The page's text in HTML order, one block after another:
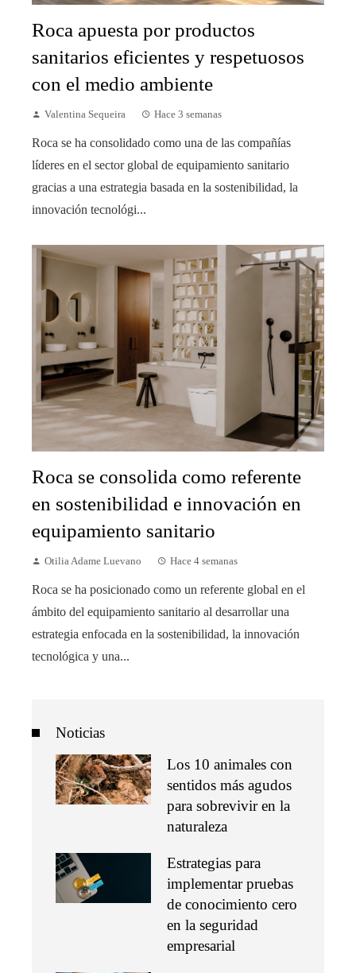
Roca apuesta por productos
sanitarios eficientes y respetuosos
con el medio ambiente
Valentina Sequeira Hace 3 semanas
Roca se ha consolidado como una de las compañías
líderes en el sector global de equipamiento sanitario
gracias a una estrategia basada en la sostenibilidad, la
innovación tecnológi...
Roca se consolida como referente
en sostenibilidad e innovación en
equipamiento sanitario
Otilia Adame Luevano Hace 4 semanas
Roca se ha posicionado como un referente global en el
ámbito del equipamiento sanitario al desarrollar una
estrategia enfocada en la sostenibilidad, la innovación
tecnológica y una...
Noticias
Los 10 animales con
sentidos más agudos
para sobrevivir en la
naturaleza
Estrategias para
implementar pruebas
de conocimiento cero
en la seguridad
empresarial